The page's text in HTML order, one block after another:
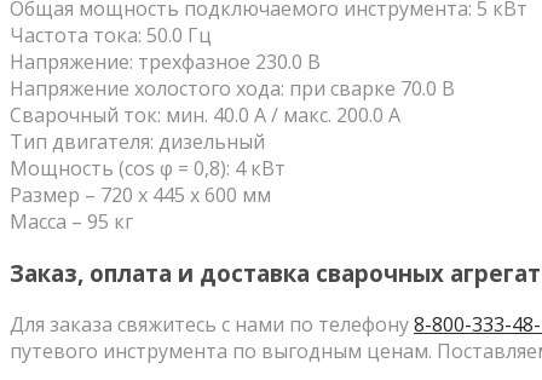
Общая мощность подключаемого инструмента: 5 кВт
Частота тока: 50.0 Гц
Напряжение: трехфазное 230.0 В
Напряжение холостого хода: при сварке 70.0 В
Сварочный ток: мин. 40.0 А / макс. 200.0 А
Тип двигателя: дизельный
Мощность (cos φ = 0,8): 4 кВт
Размер – 720 х 445 х 600 мм
Масса – 95 кг
Заказ, оплата и доставка сварочных
Для заказа свяжитесь с нами по телефону8-800-333-
путевого инструмента по выгодным ценам.